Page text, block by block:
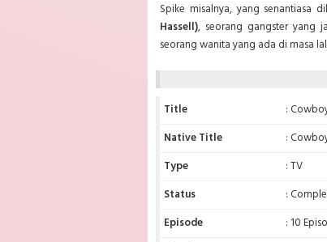
Spike misalnya, yang senantiasa
Hassell), seorang gangster yang
seorang wanita yang ada di masa
Title
:
Native Title
:
Type
: TV
Status
:
Episode
: 10